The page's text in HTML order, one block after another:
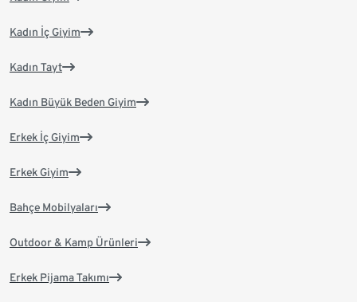
Kadın İç Giyim
Kadın Tayt
Kadın Büyük Beden Giyim
Erkek İç Giyim
Erkek Giyim
Bahçe Mobilyaları
Outdoor & Kamp Ürünleri
Erkek Pijama Takımı